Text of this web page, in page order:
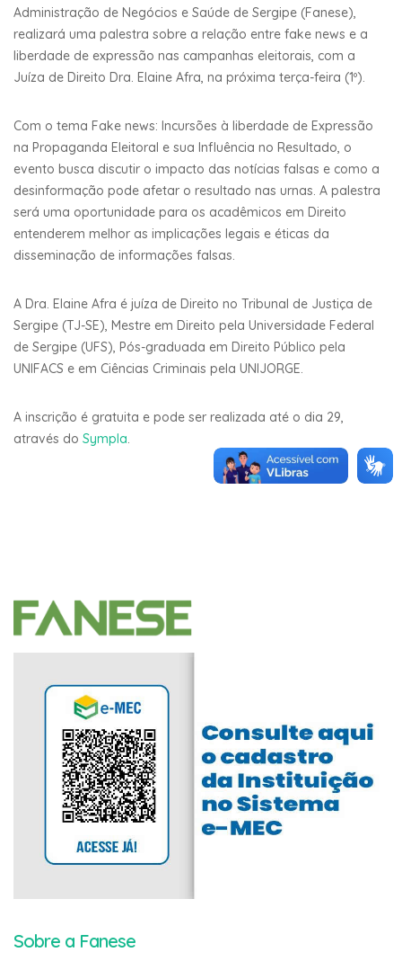
Administração de Negócios e Saúde de Sergipe (Fanese),
realizará uma palestra sobre a relação entre fake news e a
liberdade de expressão nas campanhas eleitorais, com a
Juíza de Direito Dra. Elaine Afra, na próxima terça-feira (1º).
Com o tema Fake news: Incursões à liberdade de Expressão
na Propaganda Eleitoral e sua Influência no Resultado, o
evento busca discutir o impacto das notícias falsas e como a
desinformação pode afetar o resultado nas urnas. A palestra
será uma oportunidade para os acadêmicos em Direito
entenderem melhor as implicações legais e éticas da
disseminação de informações falsas.
A Dra. Elaine Afra é juíza de Direito no Tribunal de Justiça de
Sergipe (TJ-SE), Mestre em Direito pela Universidade Federal
de Sergipe (UFS), Pós-graduada em Direito Público pela
UNIFACS e em Ciências Criminais pela UNIJORGE.
A inscrição é gratuita e pode ser realizada até o dia 29,
através do Sympla.
Sobre a Fanese